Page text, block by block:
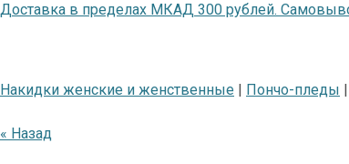
Доставка в пределах МКАД 300 рублей.
Накидки женские и женственные | Пончо-пледы |
« Назад